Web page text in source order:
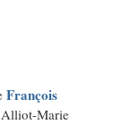
François
Alliot-Marie